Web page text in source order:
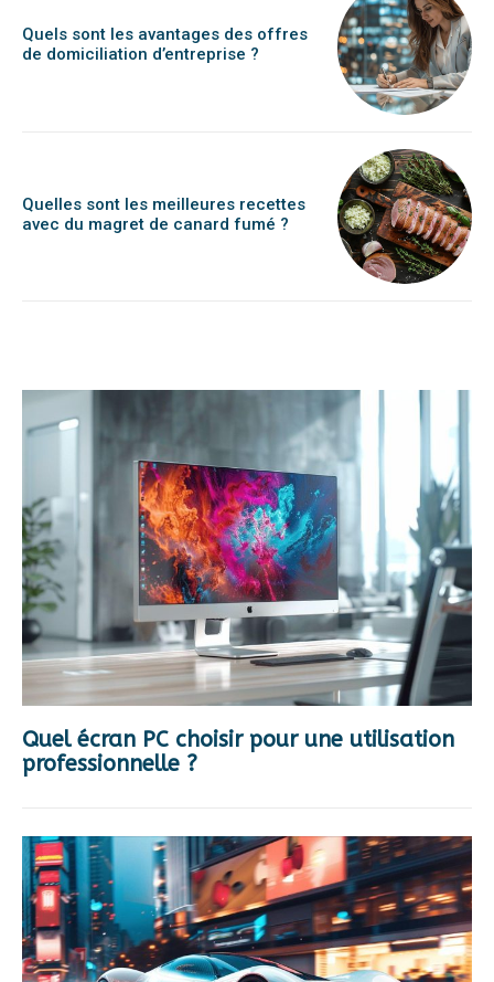
Quels sont les avantages des offres
de domiciliation d’entreprise ?
Quelles sont les meilleures recettes
avec du magret de canard fumé ?
Quel écran PC choisir pour une utilisation
professionnelle ?